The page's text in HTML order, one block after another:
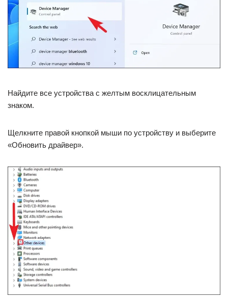
Найдите все устройства с желтым восклицательным
знаком.
Щелкните правой кнопкой мыши по устройству и выберите
«Обновить драйвер».